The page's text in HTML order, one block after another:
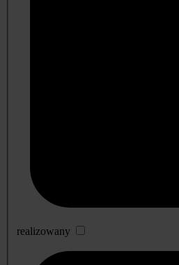
realizowany